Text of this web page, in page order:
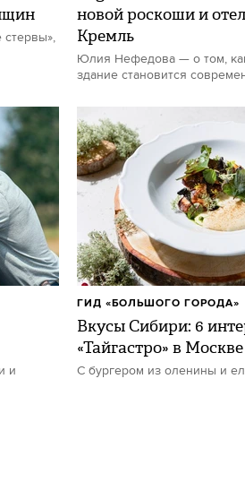
стервы»,
новой роскоши и
Кремль
Юлия Нефедова — о том,
здание становится
и
Вкусы Сибири: 6
«Тайгастро» в Москве
С бургером из оленины и
ГИД «БОЛЬШОГО ГОРОДА»